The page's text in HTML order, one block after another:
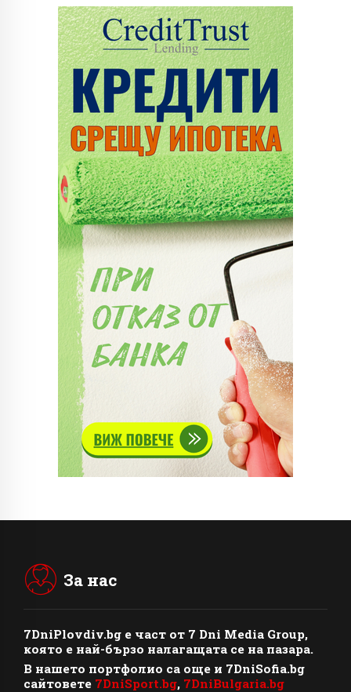
За нас
7DniPlovdiv.bg e част от 7 Dni Media Group,
която е най-бързо налагащата се на пазара.
В нашето портфолио са още и 7DniSofia.bg
сайтовете 7DniSport.bg, 7DniBulgaria.bg